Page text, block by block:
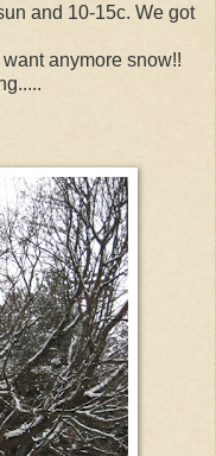
and 10-15c. We got
anymore snow!!